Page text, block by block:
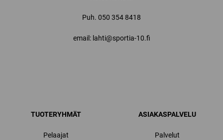
Puh. 050 354 8418
email: lahti@sportia-10.fi
TUOTERYHMÄT
Pelaajat
ASIAKASPALVELU
Palvelut